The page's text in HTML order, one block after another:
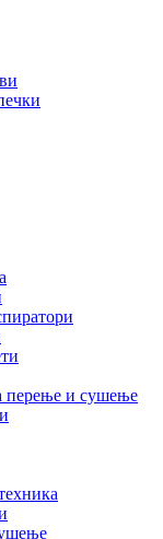
перење и сушење